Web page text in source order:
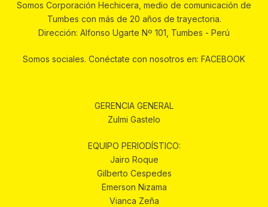
Somos Corporación Hechicera, medio de comunicación de
Tumbes con más de 20 años de trayectoria.
Dirección: Alfonso Ugarte Nº 101, Tumbes - Perú
Somos sociales. Conéctate con nosotros en: FACEBOOK
GERENCIA GENERAL
Zulmi Gastelo
EQUIPO PERIODÍSTICO:
Jairo Roque
Gilberto Cespedes
Emerson Nizama
Vianca Zeña